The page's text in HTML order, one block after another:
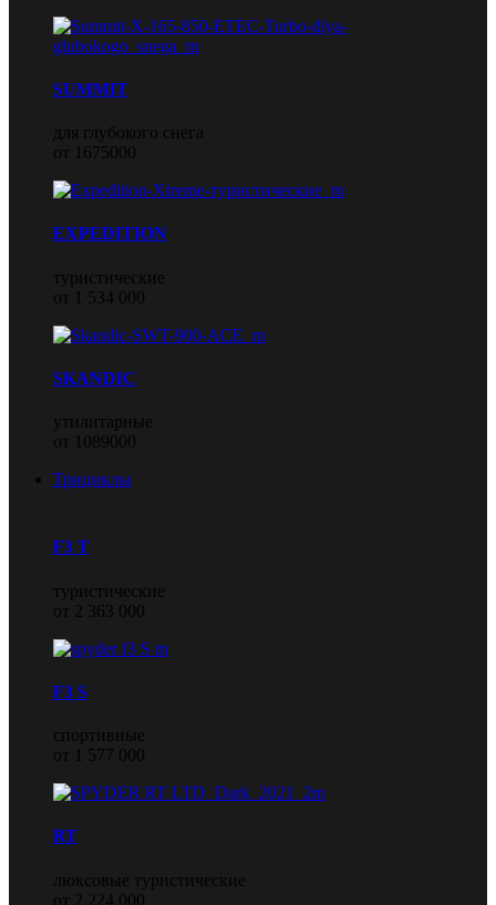
SUMMIT
для глубокого снега
от 1675000
EXPEDITION
туристические
от 1 534 000
SKANDIC
утилитарные
от 1089000
Трициклы
F3 T
туристические
от 2 363 000
F3 S
спортивные
от 1 577 000
RT
люксовые туристические
от 2 224 000